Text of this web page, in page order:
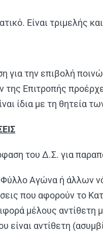
Είναι τριμελής
για την επιβολή
Επιτροπής
ίδια με τη θητεία
του Δ.Σ. για
Φύλλο Αγώνα ή άλλων
που αφορούν το
μέλους
αντίθετη